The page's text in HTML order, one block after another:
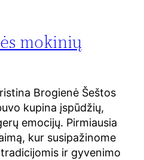
mokinių
Brogienė Šeštos
kupina įspūdžių,
emocijų. Pirmiausia
kur susipažinome
ir gyvenimo